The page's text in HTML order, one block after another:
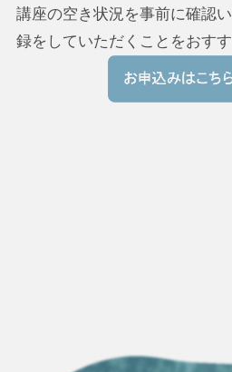
講座の空き状況を事前に確認
録をしていただくことをおすす